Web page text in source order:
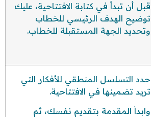
قبل أن تبدأ في كتابة الافتتاحية، عليك
توضيح الهدف الرئيسي للخطاب
وتحديد الجهة المستقبلة للخطاب.
حدد التسلسل المنطقي للأفكار التي
تريد تضمينها في الافتتاحية.
وابدأ المقدمة بتقديم نفسك، ثم